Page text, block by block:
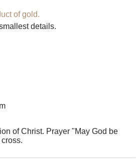
with an eyelet of the
of gold.
details.
of Christ. Prayer "May God be